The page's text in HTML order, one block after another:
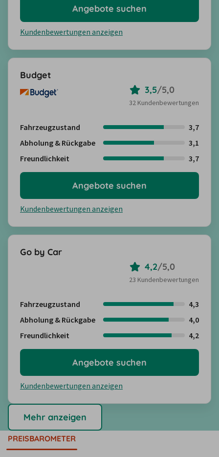
Kundenbewertungen anzeigen
Angebote suchen
Budget
3,5/5,0
32 Kundenbewertungen
Fahrzeugzustand
3,7
Abholung & Rückgabe
3,1
Freundlichkeit
3,7
Kundenbewertungen anzeigen
Angebote suchen
Go by Car
4,2/5,0
23 Kundenbewertungen
Fahrzeugzustand
4,3
Abholung & Rückgabe
4,0
Freundlichkeit
4,2
Kundenbewertungen anzeigen
Angebote suchen
Mehr anzeigen
PREISBAROMETER